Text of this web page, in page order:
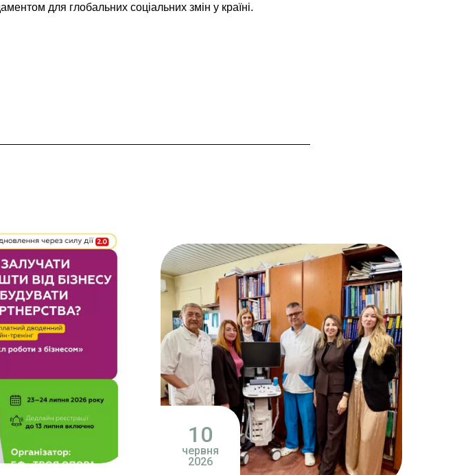
для глобальних соціальних змін у країні.
10
червня
2026